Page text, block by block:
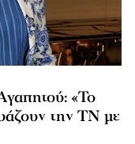
«Το
την ΤΝ με